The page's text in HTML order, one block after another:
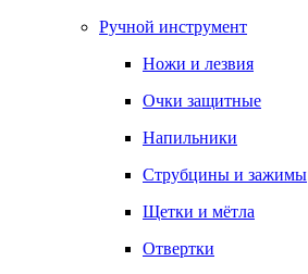
Ручной инструмент
Ножи и лезвия
Очки защитные
Напильники
Струбцины и зажимы
Щетки и мётла
Отвертки